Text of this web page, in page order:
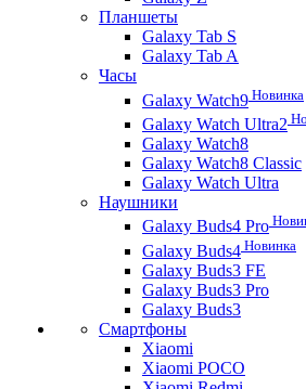
Планшеты
Galaxy Tab S
Galaxy Tab A
Часы
Galaxy Watch9 Новинка
Galaxy Watch Ultra2
Galaxy Watch8
Galaxy Watch8 Classic
Galaxy Watch Ultra
Наушники
Galaxy Buds4 Pro
Galaxy Buds4 Новинка
Galaxy Buds3 FE
Galaxy Buds3 Pro
Galaxy Buds3
Смартфоны
Xiaomi
Xiaomi POCO